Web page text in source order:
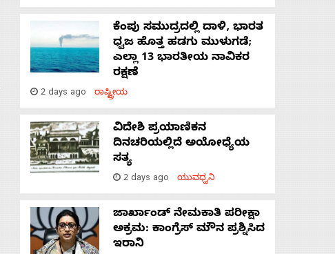
ಕೆಂಪು ಸಮುದ್ರದಲ್ಲಿ ದಾಳಿ, ಭಾರತ
ಧ್ವಜ ಹೊತ್ತ ಹಡಗು ಮುಳುಗಡೆ;
ಎಲ್ಲಾ 13 ಭಾರತೀಯ ನಾವಿಕರ
ರಕ್ಷಣೆ
2 days ago ರಾಷ್ಟ್ರೀಯ
ವಿದೇಶಿ ಪ್ರಯಾಣಿಕನ
ದಿನಚರಿಯಲ್ಲಿದೆ ಅಯೋಧ್ಯೆಯ
ಸತ್ಯ
2 days ago ಯುವಧ್ವನಿ
ಜಾರ್ಖಾಂಡ್‌ ನೇಮಕಾತಿ ಪರೀಕ್ಷಾ
ಅಕ್ರಮ: ಕಾಂಗ್ರೆಸ್‌ ಮೌನ ಪ್ರಶ್ನಿಸಿದ
ಇರಾನಿ